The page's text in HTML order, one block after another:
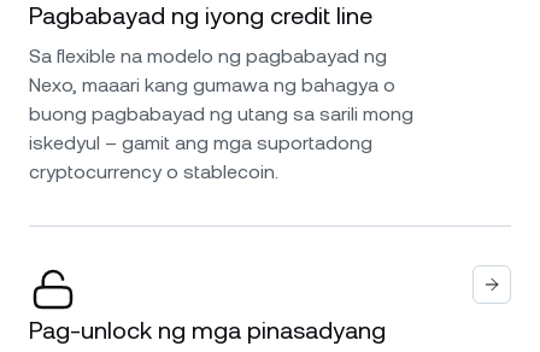
Pagbabayad ng iyong credit line
Sa flexible na modelo ng pagbabayad ng
Nexo, maaari kang gumawa ng bahagya o
buong pagbabayad ng utang sa sarili mong
iskedyul – gamit ang mga suportadong
cryptocurrency o stablecoin.
Pag-unlock ng mga pinasadyang